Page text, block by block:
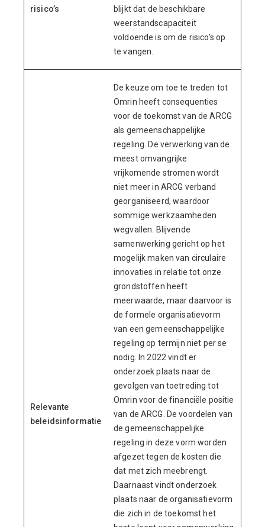
risico’s
blijkt dat de beschikbare
weerstandscapaciteit
voldoende is om de risico's op
te vangen.
Relevante
beleidsinformatie
De keuze om toe te treden tot
Omrin heeft consequenties
voor de toekomst van de ARCG
als gemeenschappelijke
regeling. De verwerking van de
meest omvangrijke
vrijkomende stromen wordt
niet meer in ARCG verband
georganiseerd, waardoor
sommige werkzaamheden
wegvallen. Blijvende
samenwerking gericht op het
mogelijk maken van circulaire
innovaties in relatie tot onze
grondstoffen heeft
meerwaarde, maar daarvoor is
de formele organisatievorm
van een gemeenschappelijke
regeling op termijn niet per se
nodig. In 2022 vindt er
onderzoek plaats naar de
gevolgen van toetreding tot
Omrin voor de financiële positie
van de ARCG. De voordelen van
de gemeenschappelijke
regeling in deze vorm worden
afgezet tegen de kosten die
dat met zich meebrengt.
Daarnaast vindt onderzoek
plaats naar de organisatievorm
die zich in de toekomst het